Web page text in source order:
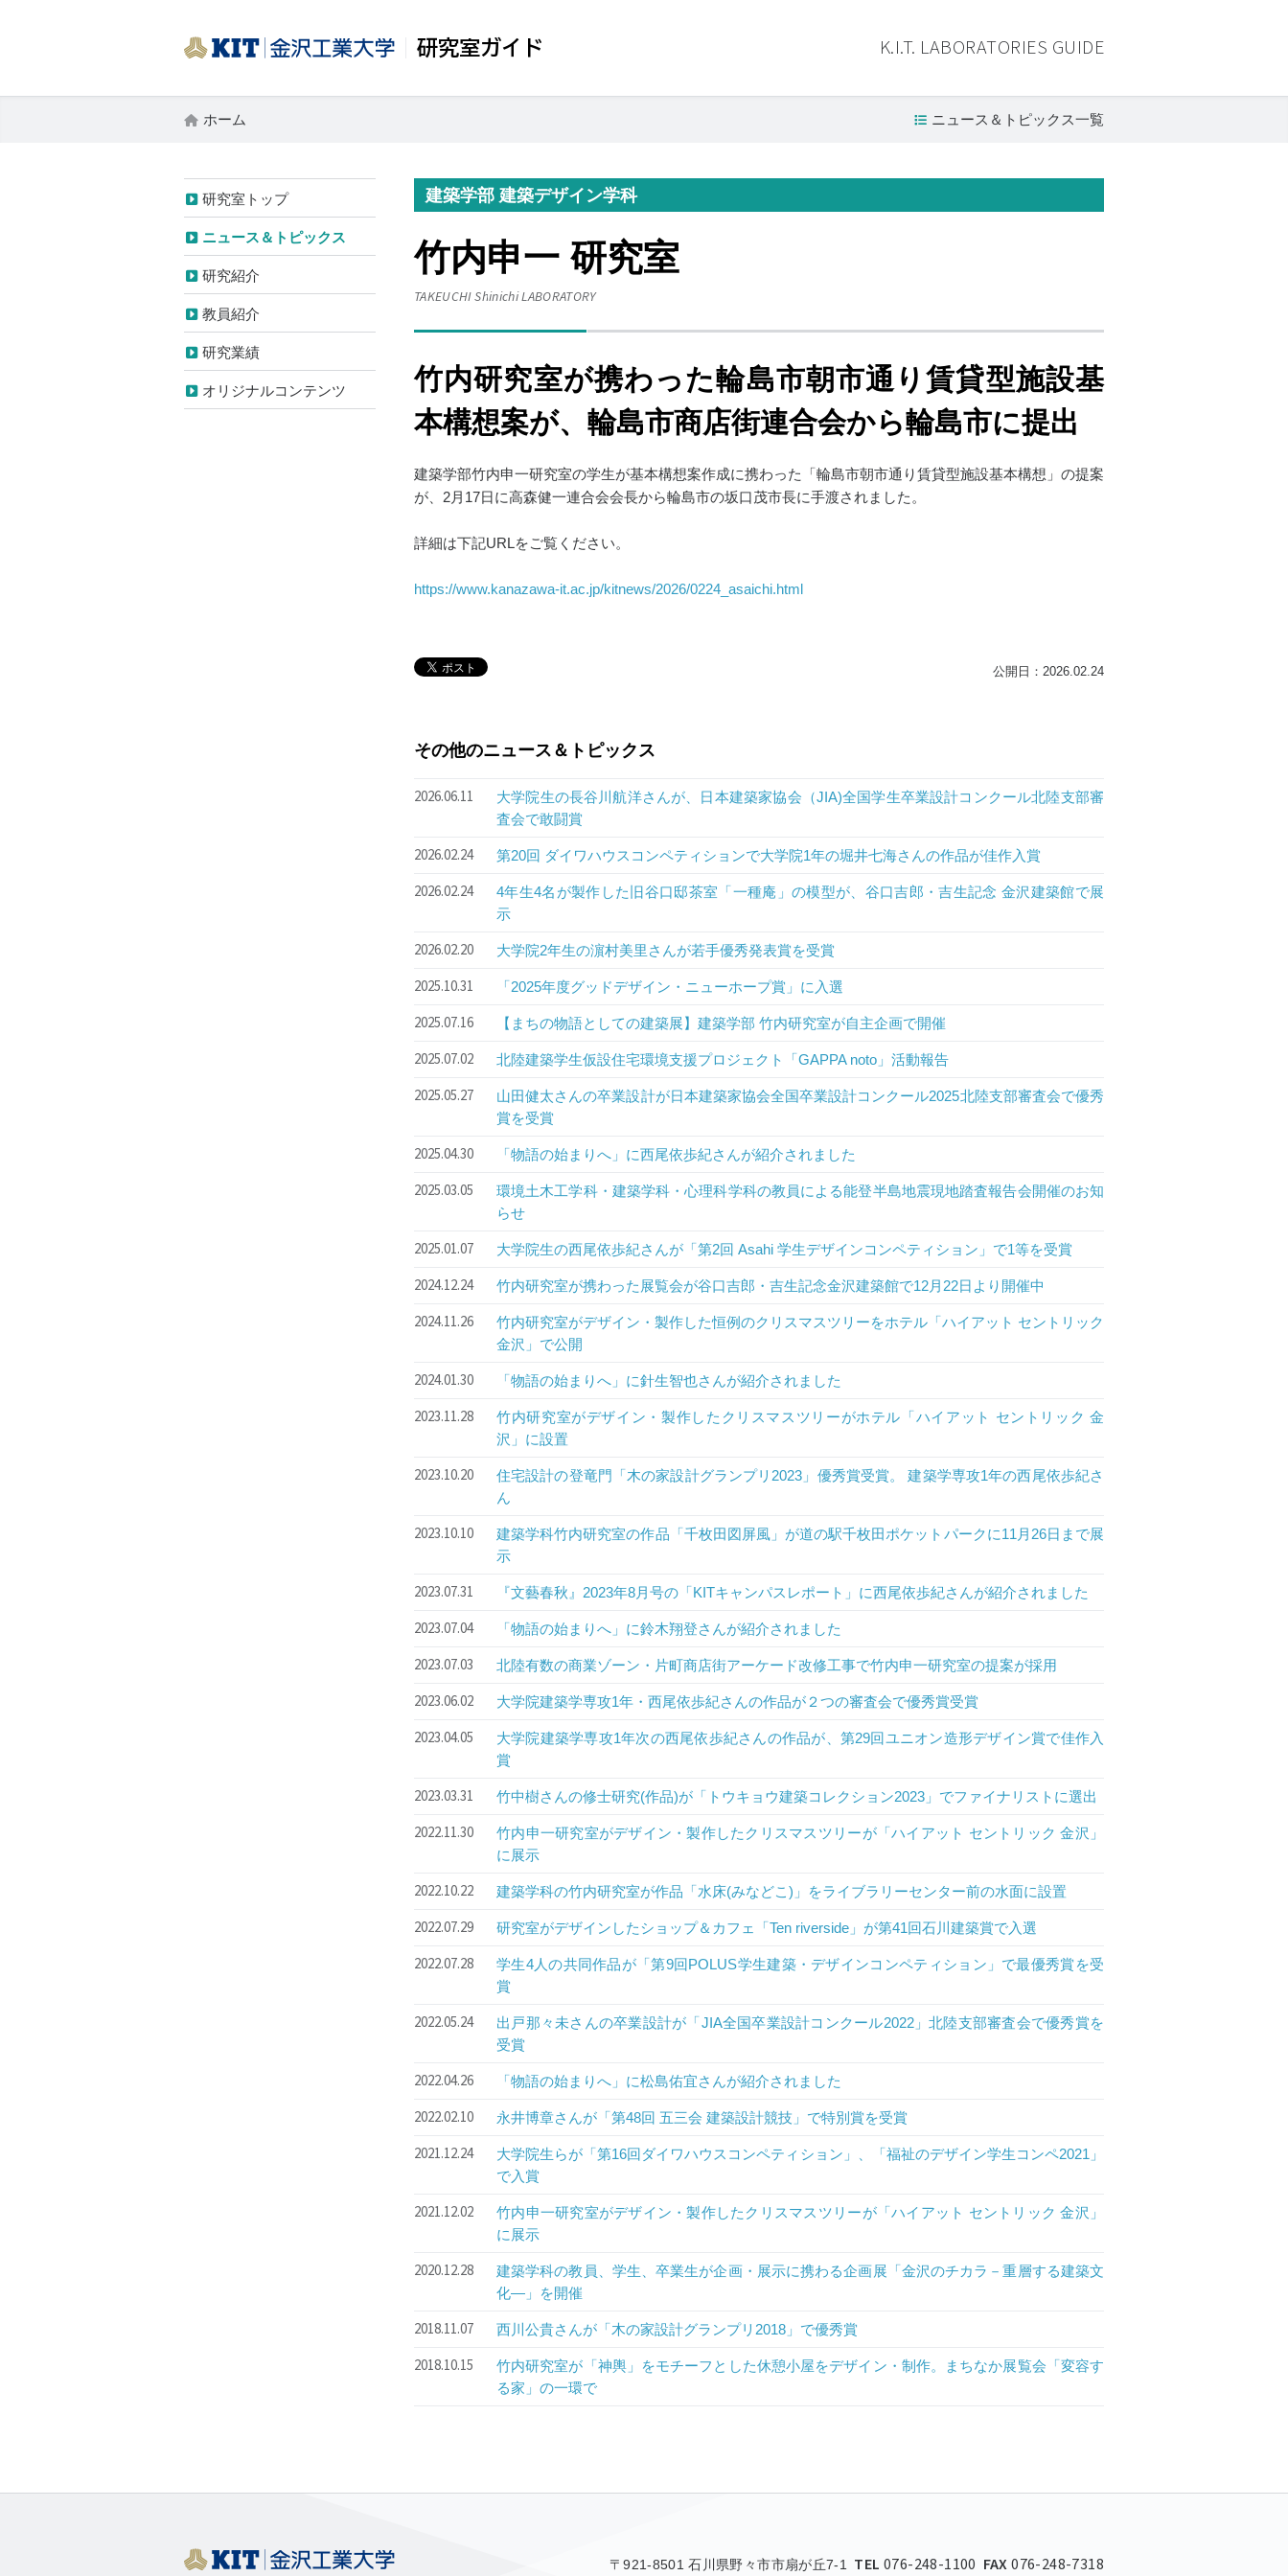
研究室ガイド K.I.T. LABORATORIES GUIDE
ホーム ニュース＆トピックス一覧
研究室トップ
ニュース＆トピックス
研究紹介
教員紹介
研究業績
オリジナルコンテンツ
建築学部 建築デザイン学科
竹内申一 研究室
TAKEUCHI ShinichiLABORATORY
竹内研究室が携わった輪島市朝市通り賃貸型施設基
本構想案が、輪島市商店街連合会から輪島市に提出
建築学部竹内申一研究室の学生が基本構想案作成に携わった「輪島市朝市通り賃貸型施設基本構想」の提案
が、2月17日に高森健一連合会会長から輪島市の坂口茂市長に手渡されました。
詳細は下記URLをご覧ください。
https://www.kanazawa-it.ac.jp/kitnews/2026/0224_asaichi.html
公開日：2026.02.24
その他のニュース＆トピックス
2026.06.11
大学院生の長谷川航洋さんが、日本建築家協会（JIA)全国学生卒業設計コンクール北陸支部審
査会で敢闘賞
2026.02.24 第20回 ダイワハウスコンペティションで大学院1年の堀井七海さんの作品が佳作入賞
2026.02.24
4年生4名が製作した旧谷口邸茶室「一種庵」の模型が、谷口吉郎・吉生記念 金沢建築館で展
示
2026.02.20 大学院2年生の濵村美里さんが若手優秀発表賞を受賞
2025.10.31 「2025年度グッドデザイン・ニューホープ賞」に入選
2025.07.16 【まちの物語としての建築展】建築学部 竹内研究室が自主企画で開催
2025.07.02 北陸建築学生仮設住宅環境支援プロジェクト「GAPPA noto」活動報告
2025.05.27
山田健太さんの卒業設計が日本建築家協会全国卒業設計コンクール2025北陸支部審査会で優秀
賞を受賞
2025.04.30 「物語の始まりへ」に西尾依歩紀さんが紹介されました
2025.03.05
環境土木工学科・建築学科・心理科学科の教員による能登半島地震現地踏査報告会開催のお知
らせ
2025.01.07 大学院生の西尾依歩紀さんが「第2回 Asahi 学生デザインコンペティション」で1等を受賞
2024.12.24 竹内研究室が携わった展覧会が谷口吉郎・吉生記念金沢建築館で12月22日より開催中
2024.11.26
竹内研究室がデザイン・製作した恒例のクリスマスツリーをホテル「ハイアット セントリック
金沢」で公開
2024.01.30 「物語の始まりへ」に針生智也さんが紹介されました
2023.11.28
竹内研究室がデザイン・製作したクリスマスツリーがホテル「ハイアット セントリック 金
沢」に設置
2023.10.20
住宅設計の登竜門「木の家設計グランプリ2023」優秀賞受賞。 建築学専攻1年の西尾依歩紀さ
ん
2023.10.10
建築学科竹内研究室の作品「千枚田図屏風」が道の駅千枚田ポケットパークに11月26日まで展
示
2023.07.31 『文藝春秋』2023年8月号の「KITキャンパスレポート」に西尾依歩紀さんが紹介されました
2023.07.04 「物語の始まりへ」に鈴木翔登さんが紹介されました
2023.07.03 北陸有数の商業ゾーン・片町商店街アーケード改修工事で竹内申一研究室の提案が採用
2023.06.02 大学院建築学専攻1年・西尾依歩紀さんの作品が２つの審査会で優秀賞受賞
2023.04.05
大学院建築学専攻1年次の西尾依歩紀さんの作品が、第29回ユニオン造形デザイン賞で佳作入
賞
2023.03.31 竹中樹さんの修士研究(作品)が「トウキョウ建築コレクション2023」でファイナリストに選出
2022.11.30
竹内申一研究室がデザイン・製作したクリスマスツリーが「ハイアット セントリック 金沢」
に展示
2022.10.22 建築学科の竹内研究室が作品「水床(みなどこ)」をライブラリーセンター前の水面に設置
2022.07.29 研究室がデザインしたショップ＆カフェ「Ten riverside」が第41回石川建築賞で入選
2022.07.28
学生4人の共同作品が「第9回POLUS学生建築・デザインコンペティション」で最優秀賞を受
賞
2022.05.24
出戸那々未さんの卒業設計が「JIA全国卒業設計コンクール2022」北陸支部審査会で優秀賞を
受賞
2022.04.26 「物語の始まりへ」に松島佑宜さんが紹介されました
2022.02.10 永井博章さんが「第48回 五三会 建築設計競技」で特別賞を受賞
2021.12.24
大学院生らが「第16回ダイワハウスコンペティション」、「福祉のデザイン学生コンペ2021」
で入賞
2021.12.02
竹内申一研究室がデザイン・製作したクリスマスツリーが「ハイアット セントリック 金沢」
に展示
2020.12.28
建築学科の教員、学生、卒業生が企画・展示に携わる企画展「金沢のチカラ－重層する建築文
化―」を開催
2018.11.07 西川公貴さんが「木の家設計グランプリ2018」で優秀賞
2018.10.15
竹内研究室が「神輿」をモチーフとした休憩小屋をデザイン・制作。まちなか展覧会「変容す
る家」の一環で
〒921-8501 石川県野々市市扇が丘7-1 TEL 076-248-1100 FAX076-248-7318